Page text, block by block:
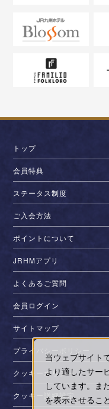
トップ
会員特典
ステータス制度
ご入会方法
ポイントについて
JRHMアプリ
よくあるご質問
会員ログイン
サイトマップ
プライバシーポリシー
クッキーポリシー
クッキー詳細設定
当ウェブサイト
より適したサー
しています。ま
を表示させるこ